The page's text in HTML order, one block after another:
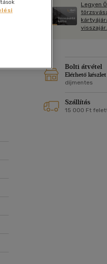
Vallás, mitológia
Legyen
visszajár.
Bolti átvétel
Elérhető
díjmentes
Szállítás
15 000 Ft